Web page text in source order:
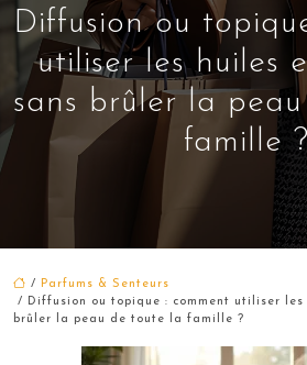
Diffusion ou
utiliser les huiles
sans brûler la
famille ?
/
Parfums & Senteurs
/ Diffusion ou topique : comment utiliser les
brûler la peau de toute la famille ?